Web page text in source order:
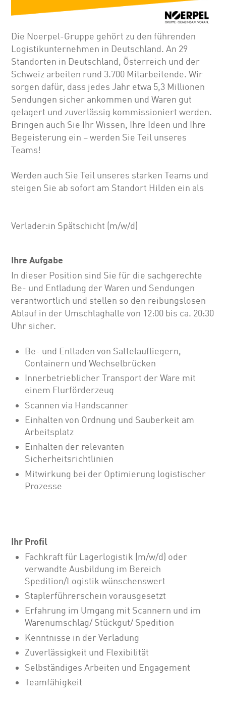
Die Noerpel-Gruppe gehört zu den führenden
Logistikunternehmen in Deutschland. An 29
Standorten in Deutschland, Österreich und der
Schweiz arbeiten rund 3.700 Mitarbeitende. Wir
sorgen dafür, dass jedes Jahr etwa 5,3 Millionen
Sendungen sicher ankommen und Waren gut
gelagert und zuverlässig kommissioniert werden.
Bringen auch Sie Ihr Wissen, Ihre Ideen und Ihre
Begeisterung ein – werden Sie Teil unseres
Teams!
Werden auch Sie Teil unseres starken Teams und
steigen Sie ab sofort am Standort Hilden ein als
Verlader:in Spätschicht (m/w/d)
Ihre Aufgabe
In dieser Position sind Sie für die sachgerechte
Be- und Entladung der Waren und Sendungen
verantwortlich und stellen so den reibungslosen
Ablauf in der Umschlaghalle von 12:00 bis ca. 20:30
Uhr sicher.
Be- und Entladen von Sattelaufliegern,
Containern und Wechselbrücken
Innerbetrieblicher Transport der Ware mit
einem Flurförderzeug
Scannen via Handscanner
Einhalten von Ordnung und Sauberkeit am
Arbeitsplatz
Einhalten der relevanten
Sicherheitsrichtlinien
Mitwirkung bei der Optimierung logistischer
Prozesse
Ihr Profil
Fachkraft für Lagerlogistik (m/w/d) oder
verwandte Ausbildung im Bereich
Spedition/Logistik wünschenswert
Staplerführerschein vorausgesetzt
Erfahrung im Umgang mit Scannern und im
Warenumschlag/ Stückgut/ Spedition
Kenntnisse in der Verladung
Zuverlässigkeit und Flexibilität
Selbständiges Arbeiten und Engagement
Teamfähigkeit